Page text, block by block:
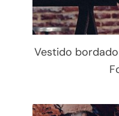
Vestido